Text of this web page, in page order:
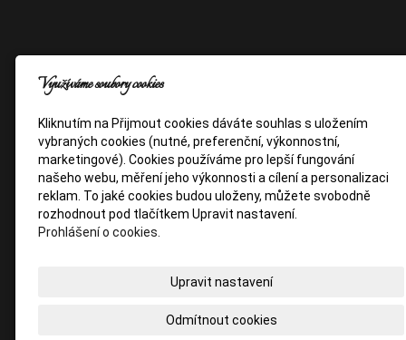
Využíváme soubory cookies
Kliknutím na Přijmout cookies dáváte souhlas s uložením
vybraných cookies (nutné, preferenční, výkonnostní,
marketingové). Cookies používáme pro lepší fungování
našeho webu, měření jeho výkonnosti a cílení a personalizaci
reklam. To jaké cookies budou uloženy, můžete svobodně
rozhodnout pod tlačítkem Upravit nastavení.
Prohlášení o cookies.
Upravit nastavení
Odmítnout cookies